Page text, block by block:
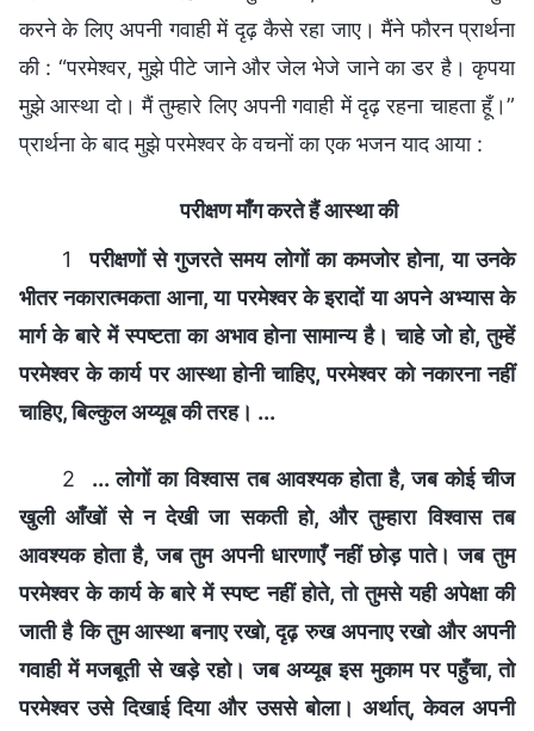
करने के लिए अपनी गवाही में दृढ़ कैसे रहा जाए। मैंने फौरन प्रार्थना
की : “परमेश्वर, मुझे पीटे जाने और जेल भेजे जाने का डर है। कृपया
मुझे आस्था दो। मैं तुम्हारे लिए अपनी गवाही में दृढ़ रहना चाहता हूँ।”
प्रार्थना के बाद मुझे परमेश्वर के वचनों का एक भजन याद आया :
परीक्षण माँग करते हैं आस्था की
1परीक्षणों से गुजरते समय लोगों का कमजोर होना, या उनके
भीतर नकारात्मकता आना, या परमेश्वर के इरादों या अपने अभ्यास के
मार्ग के बारे में स्पष्टता का अभाव होना सामान्य है। चाहे जो हो, तुम्हें
परमेश्वर के कार्य पर आस्था होनी चाहिए, परमेश्वर को नकारना नहीं
चाहिए, बिल्कुल अय्यूब की तरह। ...
2 ... लोगों का विश्वास तब आवश्यक होता है, जब कोई चीज
खुली आँखों से न देखी जा सकती हो, और तुम्हारा विश्वास तब
आवश्यक होता है, जब तुम अपनी धारणाएँ नहीं छोड़ पाते। जब तुम
परमेश्वर के कार्य के बारे में स्पष्ट नहीं होते, तो तुमसे यही अपेक्षा की
जाती है कि तुम आस्था बनाए रखो, दृढ़ रुख अपनाए रखो और अपनी
गवाही में मजबूती से खड़े रहो। जब अय्यूब इस मुकाम पर पहुँचा, तो
परमेश्वर उसे दिखाई दिया और उससे बोला। अर्थात्, केवल अपनी